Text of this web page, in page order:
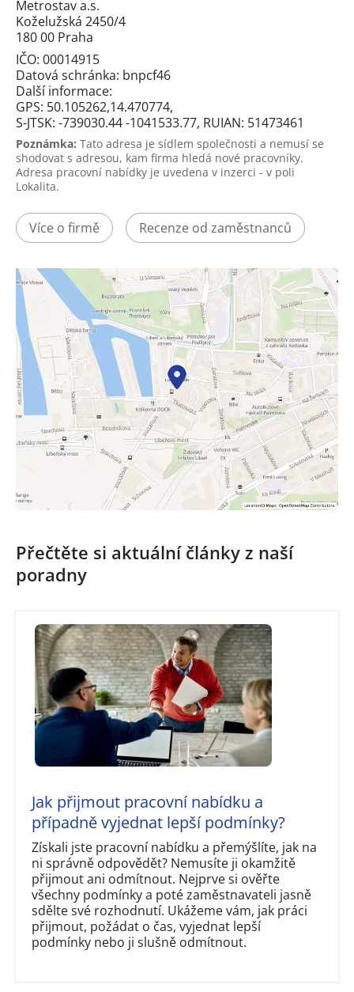
Metrostav a.s.
Koželužská 2450/4
180 00 Praha
IČO: 00014915
Datová schránka: bnpcf46
Další informace:
GPS: 50.105262,14.470774,
S-JTSK: -739030.44 -1041533.77, RUIAN: 51473461
Poznámka: Tato adresa je sídlem společnosti a nemusí se
shodovat s adresou, kam firma hledá nové pracovníky.
Adresa pracovní nabídky je uvedena v inzerci - v poli
Lokalita.
Více o firmě Recenze od zaměstnanců
Přečtěte si aktuální články z naší
poradny
Jak přijmout pracovní nabídku a
případně vyjednat lepší podmínky?
Získali jste pracovní nabídku a přemýšlíte, jak na
ni správně odpovědět? Nemusíte ji okamžitě
přijmout ani odmítnout. Nejprve si ověřte
všechny podmínky a poté zaměstnavateli jasně
sdělte své rozhodnutí. Ukážeme vám, jak práci
přijmout, požádat o čas, vyjednat lepší
podmínky nebo ji slušně odmítnout.